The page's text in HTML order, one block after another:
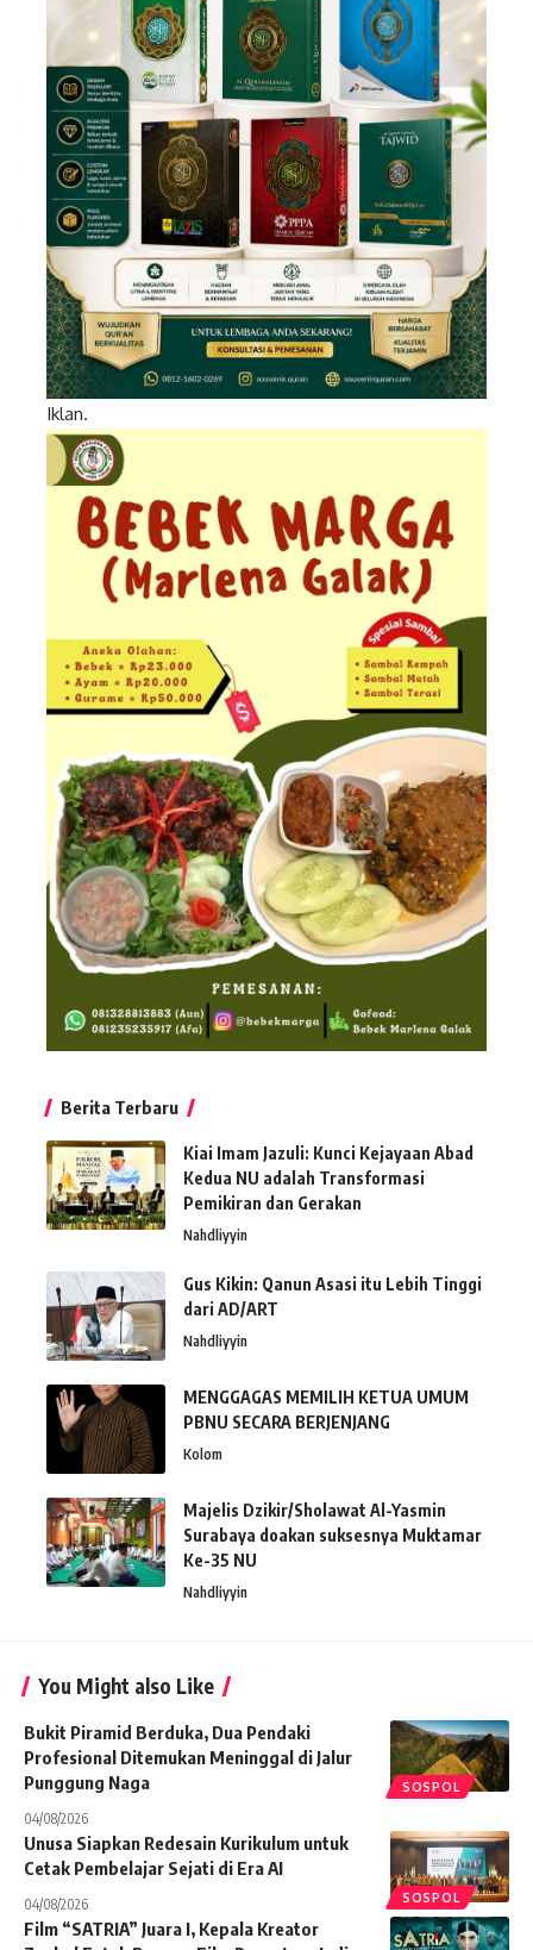
Iklan.
Berita Terbaru
Kiai Imam Jazuli: Kunci Kejayaan Abad
Kedua NU adalah Transformasi
Pemikiran dan Gerakan
Nahdliyyin
Gus Kikin: Qanun Asasi itu Lebih Tinggi
dari AD/ART
Nahdliyyin
MENGGAGAS MEMILIH KETUA UMUM
PBNU SECARA BERJENJANG
Kolom
Majelis Dzikir/Sholawat Al-Yasmin
Surabaya doakan suksesnya Muktamar
Ke-35 NU
Nahdliyyin
You Might also Like
SOSPOL
Bukit Piramid Berduka, Dua Pendaki
Profesional Ditemukan Meninggal di Jalur
Punggung Naga
04/08/2026
SOSPOL
Unusa Siapkan Redesain Kurikulum untuk
Cetak Pembelajar Sejati di Era AI
04/08/2026
Film “SATRIA” Juara I, Kepala Kreator